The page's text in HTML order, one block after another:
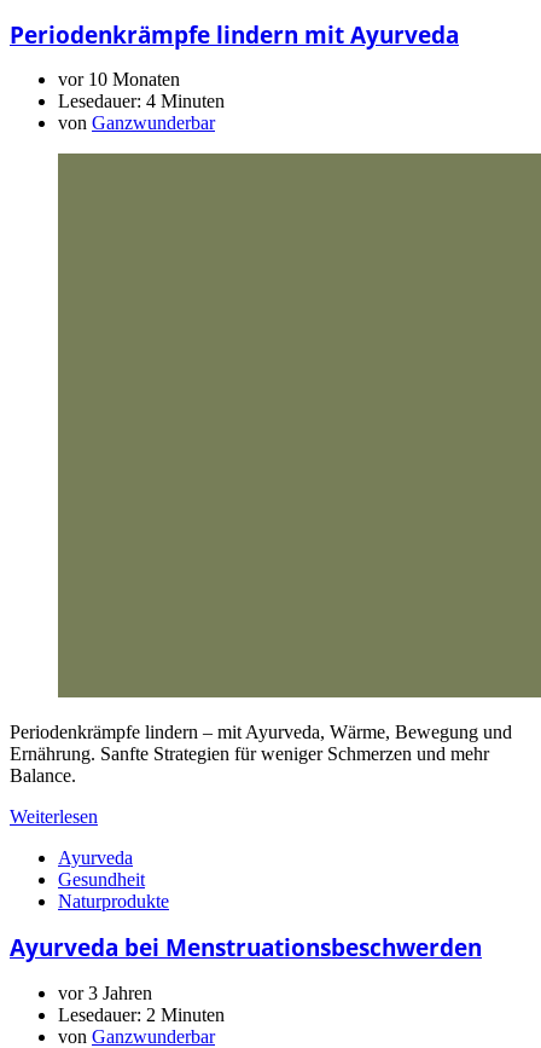
Periodenkrämpfe lindern mit Ayurveda
vor 10 Monaten
Lesedauer: 4 Minuten
von Ganzwunderbar
Periodenkrämpfe lindern – mit Ayurveda, Wärme, Bewegung und
Ernährung. Sanfte Strategien für weniger Schmerzen und mehr
Balance.
Weiterlesen
Ayurveda
Gesundheit
Naturprodukte
Ayurveda bei Menstruationsbeschwerden
vor 3 Jahren
Lesedauer: 2 Minuten
von Ganzwunderbar